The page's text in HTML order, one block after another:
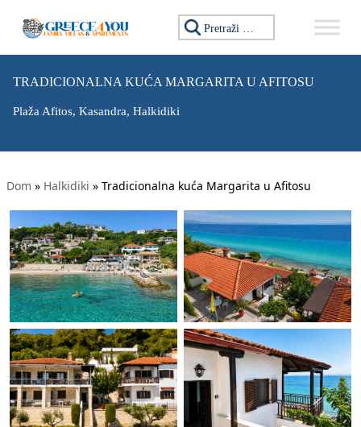
Tražiti:
TRADICIONALNA KUĆA MARGARITA U AFITOSU
Plaža Afitos, Kasandra, Halkidiki
Dom » Halkidiki » Tradicionalna kuća Margarita u Afitosu